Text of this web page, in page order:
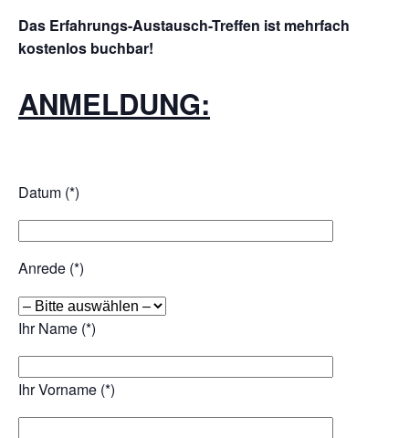
Das Erfahrungs-Austausch-Treffen ist mehrfach
kostenlos buchbar!
ANMELDUNG:
Datum (*)
Anrede (*)
Ihr Name (*)
Ihr Vorname (*)